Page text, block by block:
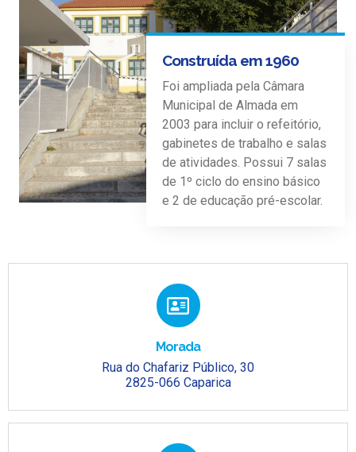
Construída em 1960
Foi ampliada pela Câmara
Municipal de Almada em
2003 para incluir o refeitório,
gabinetes de trabalho e salas
de atividades. Possui 7 salas
de 1º ciclo do ensino básico
e 2 de educação pré-escolar.
Morada
Rua do Chafariz Público, 30
2825-066 Caparica